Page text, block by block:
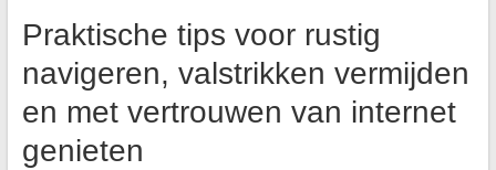
Praktische tips voor rustig
navigeren, valstrikken vermijden
en met vertrouwen van internet
genieten